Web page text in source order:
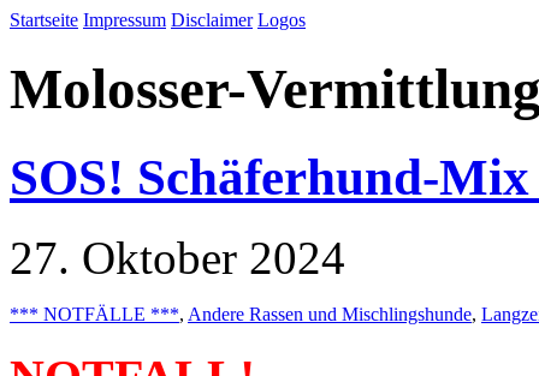
Startseite Impressum Disclaimer Logos
Molosser-
SOS! Schäferhund-
27. Oktober 2024
*** NOTFÄLLE ***, Andere Rassen und Mischlingshunde,